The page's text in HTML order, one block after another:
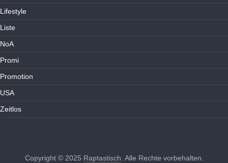
Lifestyle
Liste
NoA
Promi
Promotion
USA
Zeitlos
Copyright © 2025 Raptastisch. Alle Rechte vorbehalten.